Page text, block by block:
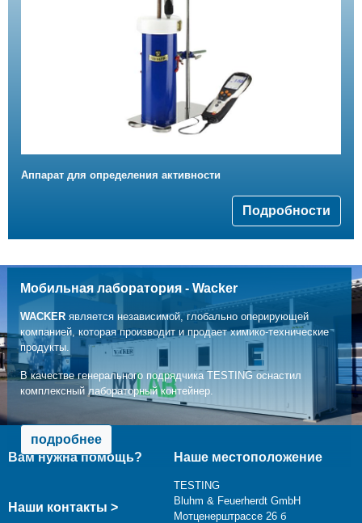
Аппарат для определения активности
Подробности
Мобильная лаборатория - Wacker
WACKERявляется независимой, глобально оперирующей
компанией, которая производит и продает химико-технические
продукты.
В качестве генерального подрядчика TESTING оснастил
комплексный лабораторный контейнер.
подробнее
Вам нужна помощь?
Наши контакты >
Наше местоположение
TESTING
Bluhm & Feuerherdt GmbH
Мотценерштрассе 26 б